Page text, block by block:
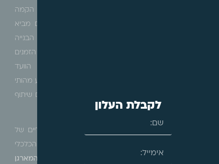
קנייניות בקרקע; המארגן ביצע פעולות משמעותיות טרם הקמה
של הקבוצה; המארגן קבע הסכמים שהמכלול שלהם מביא
למסקנה כי הקבוצה החתומה מחויבת להשלים את הבנייה
בהתאם לקביעת המארגן, לרבות מפרט הבנייה, לוחות הזמנים
ועוד; המארגן או גורמים מטעמו מכהנים כחברי הוועד
המנהל/נציגות הקבוצה; המארגן הסתיר מהקבוצה מידע מהותי
בקשר לפרויקט בשלב הארגון, טרם החתימה על הסכם שיתוף
היבט נוסף, הינו בחינת הגורם הנושא בסיכונים הכלכליים של
הפרויקט. בקבוצת רכישה הפועלת כיזמית, מוטל הסיכון הכלכלי
במקרה בו נמצא כי המארגן
לקבלת העלון